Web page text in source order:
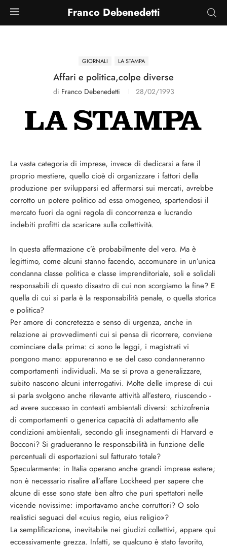
Franco Debenedetti
GIORNALI LA STAMPA
Affari e politica,colpe diverse
di Franco Debenedetti 28/02/1993
La vasta categoria di imprese, invece di dedicarsi a fare il
proprio mestiere, quello cioè di organizzare i fattori della
produzione per svilupparsi ed affermarsi sui mercati, avrebbe
corrotto un potere politico ad essa omogeneo, spartendosi il
mercato fuori da ogni regola di concorrenza e lucrando
indebiti profitti da scaricare sulla collettività.
In questa affermazione c’è probabilmente del vero. Ma è
legittimo, come alcuni stanno facendo, accomunare in un’unica
condanna classe politica e classe imprenditoriale, soli e solidali
responsabili di questo disastro di cui non scorgiamo la fine? E
quella di cui si parla è la responsabilità penale, o quella storica
e politica?
Per amore di concretezza e senso di urgenza, anche in
relazione ai provvedimenti cui si pensa di ricorrere, conviene
cominciare dalla prima: ci sono le leggi, i magistrati vi
pongono mano: appureranno e se del caso condanneranno
comportamenti individuali. Ma se si prova a generalizzare,
subito nascono alcuni interrogativi. Molte delle imprese di cui
si parla svolgono anche rilevante attività all’estero, riuscendo -
ad avere successo in contesti ambientali diversi: schizofrenia
di comportamenti o generica capacità di adattamento alle
condizioni ambientali, secondo gli insegnamenti di Harvard e
Bocconi? Si gradueranno le responsabilità in funzione delle
percentuali di esportazioni sul fatturato totale?
Specularmente: in Italia operano anche grandi imprese estere;
non è necessario risalire all’affare Lockheed per sapere che
alcune di esse sono state ben altro che puri spettatori nelle
vicende novissime: importavamo anche corruttori? O solo
realistici seguaci del «cuius regio, eius religio»?
La semplificazione, inevitabile nei giudizi collettivi, appare qui
eccessivamente grezza. Infatti, se qualcuno è stato favorito,